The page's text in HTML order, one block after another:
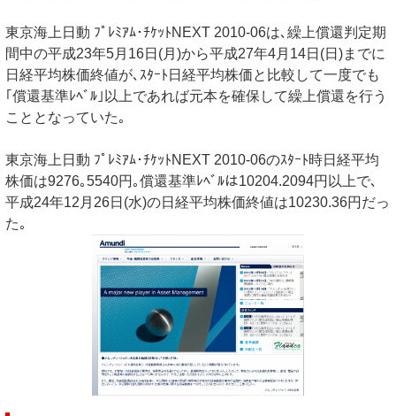
東京海上日動 ﾌﾟﾚﾐｱﾑ･ﾁｹｯﾄNEXT 2010-06は､繰上償還判定期
間中の平成23年5月16日(月)から平成27年4月14日(日)までに
日経平均株価終値が､ｽﾀｰﾄ日経平均株価と比較して一度でも
｢償還基準ﾚﾍﾞﾙ｣以上であれば元本を確保して繰上償還を行う
こととなっていた｡
東京海上日動 ﾌﾟﾚﾐｱﾑ･ﾁｹｯﾄNEXT 2010-06のｽﾀｰﾄ時日経平均
株価は9276｡5540円｡償還基準ﾚﾍﾞﾙは10204.2094円以上で､
平成24年12月26日(水)の日経平均株価終値は10230.36円だっ
た｡